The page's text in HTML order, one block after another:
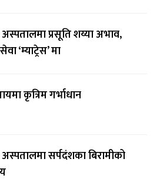
प्रसूति शय्या अभाव,
‘म्याट्रेस’ मा
कृत्रिम गर्भाधान
सर्पदंशका बिरामीको